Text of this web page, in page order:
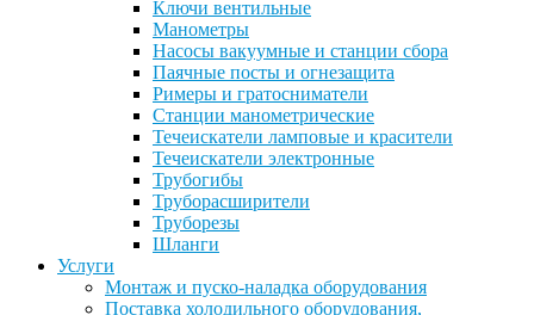
Ключи вентильные
Манометры
Насосы вакуумные и станции сбора
Паячные посты и огнезащита
Римеры и гратосниматели
Станции манометрические
Течеискатели ламповые и красители
Течеискатели электронные
Трубогибы
Труборасширители
Труборезы
Шланги
Услуги
Монтаж и пуско-наладка оборудования
Поставка холодильного оборудования,